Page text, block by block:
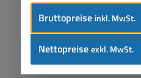
Bruttopreise inkl. MwSt.
Nettopreiseexkl. MwSt.